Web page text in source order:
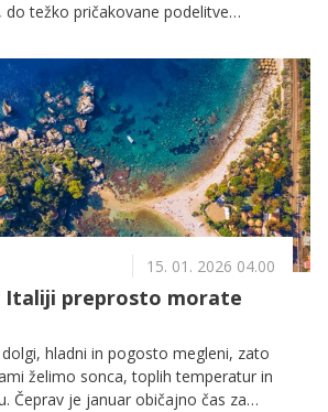
do težko pričakovane podelitve
filmov vsako leto tradicionalno
in si ogledamo filme, ki so v
največje filmske odre.
15. 01. 2026 04.00
Italiji preprosto morate
hladni in pogosto megleni, zato
želimo sonca, toplih temperatur in
Čeprav je januar običajno čas za